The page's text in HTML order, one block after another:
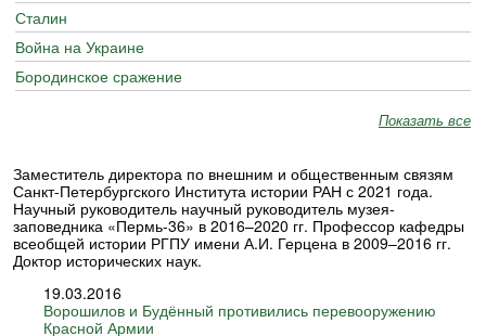
Сталин
Война на Украине
Бородинское сражение
Показать все
Заместитель директора по внешним и общественным связям
Санкт-Петербургского Института истории РАН с 2021 года.
Научный руководитель научный руководитель музея-
заповедника «Пермь-36» в 2016–2020 гг. Профессор кафедры
всеобщей истории РГПУ имени А.И. Герцена в 2009–2016 гг.
Доктор исторических наук.
19.03.2016
Ворошилов и Будённый противились перевооружению
Красной Армии